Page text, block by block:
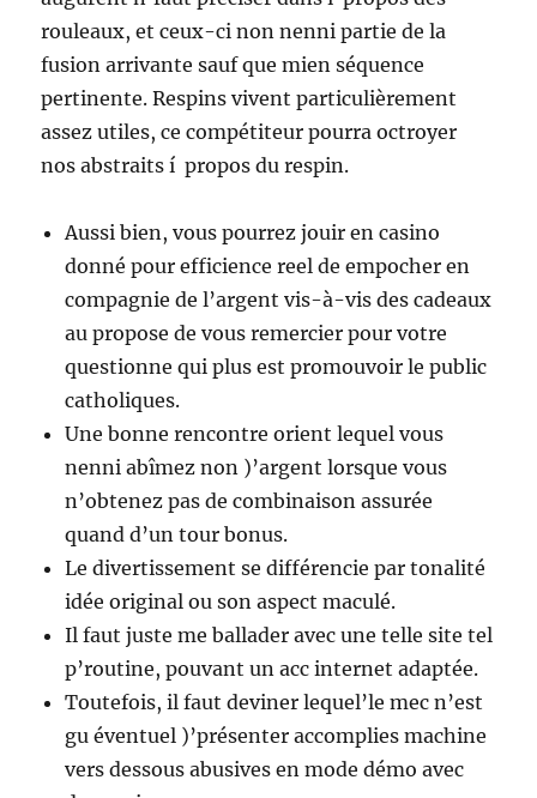
rouleaux, et ceux-ci non nenni partie de la
fusion arrivante sauf que mien séquence
pertinente. Respins vivent particulièrement
assez utiles, ce compétiteur pourra octroyer
nos abstraits í propos du respin.
Aussi bien, vous pourrez jouir en casino
donné pour efficience reel de empocher en
compagnie de l’argent vis-à-vis des cadeaux
au propose de vous remercier pour votre
questionne qui plus est promouvoir le public
catholiques.
Une bonne rencontre orient lequel vous
nenni abîmez non )’argent lorsque vous
n’obtenez pas de combinaison assurée
quand d’un tour bonus.
Le divertissement se différencie par tonalité
idée original ou son aspect maculé.
Il faut juste me ballader avec une telle site tel
p’routine, pouvant un acc internet adaptée.
Toutefois, il faut deviner lequel’le mec n’est
gu éventuel )’présenter accomplies machine
vers dessous abusives en mode démo avec